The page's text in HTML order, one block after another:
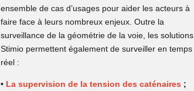
ensemble de cas d’usages pour aider les acteurs à
faire face à leurs nombreux enjeux. Outre la
surveillance de la géométrie de la voie, les solutions
Stimio permettent également de surveiller en temps
réel :
• La supervision de la tension des caténaires ;